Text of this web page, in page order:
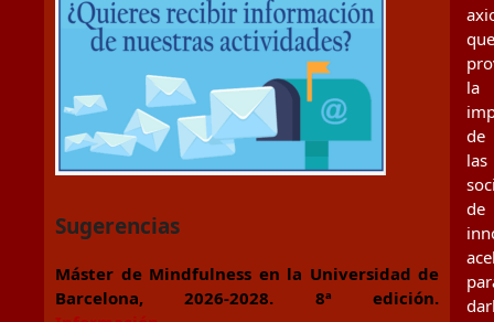
Sugerencias
Máster de Mindfulness en la Universidad de
Barcelona, 2026-2028. 8ª edición.
que
la
de
las
de